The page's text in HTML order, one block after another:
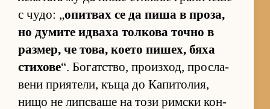
с чу­до: „опит­вах се да пиша в про­за,
но ду­мите ид­ваха тол­кова точно в
раз­мер, че то­ва, ко­ето пи­шех, бяха
сти­хове“. Бо­гат­с­тво, про­из­ход, прос­ла­
вени при­я­те­ли, къща до Ка­пи­то­лия,
нищо не лип­с­ваше на този рим­ски кон­